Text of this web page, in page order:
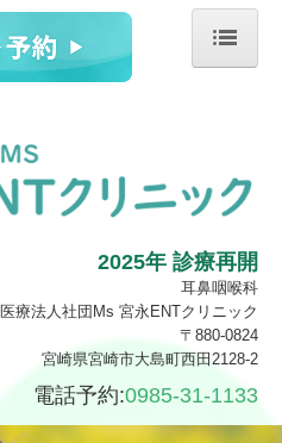
2025年 診療再開
耳鼻咽喉科
医療法人社団Ms 宮永ENTクリニック
〒880-0824
宮崎県宮崎市大島町西田2128-2
電話予約:0985-31-1133